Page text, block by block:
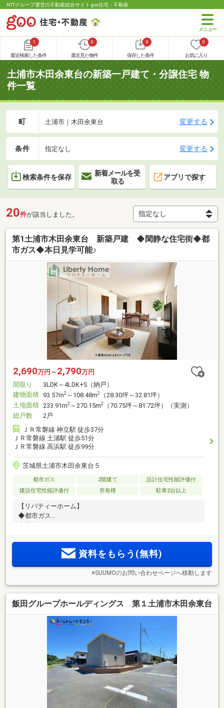
NTTグループ運営の不動産総合サイト goo住宅・不動産
1
最近検索した条件
0
最近見た物件
0
保存した条件
0
お気に入り
土浦市木田余東台の新築一戸建て・分譲住宅 物
件一覧
町 土浦市｜木田余東台 変更する
条件 指定なし 変更する
検索条件を保存
新着メールを受
取る
アプリで探す
20件が該当しました。
第1土浦市木田余東台 新築戸建 ◆閑静な住宅街◆都
市ガス◆本日見学可能♪
2,690万円～ 2,790万円
間取り
3LDK～4LDK+S（納戸）
建物面積 93.57m2 ～108.48m2
（28.30坪～32.81坪）
土地面積 233.91m2 ～270.15m2
（70.75坪～81.72坪）（実測）
総戸数
2戸
ＪＲ常磐線 神立駅 徒歩37分
ＪＲ常磐線 土浦駅 徒歩51分
ＪＲ常磐線 高浜駅 徒歩99分
茨城県土浦市木田余東台５
都市ガス 2階建て
設計住宅性能評価付
建設住宅性能評価付
所有権 駐車2台以上
【リバティーホーム】
◆都市ガス
資料をもらう(無料)
※SUUMOのお問い合わせページへ移動します
飯田グループホールディングス 第１土浦市木田余東台